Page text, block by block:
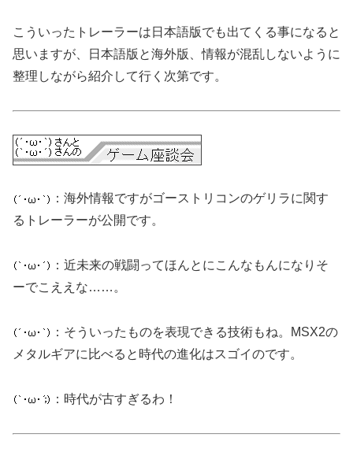
こういったトレーラーは日本語版でも出てくる事になると
思いますが、日本語版と海外版、情報が混乱しないように
整理しながら紹介して行く次第です。
：海外情報ですがゴーストリコンのゲリラに関す
るトレーラーが公開です。
：近未来の戦闘ってほんとにこんなもんになりそ
ーでこええな……。
：そういったものを表現できる技術もね。MSX2の
メタルギアに比べると時代の進化はスゴイのです。
：時代が古すぎるわ！